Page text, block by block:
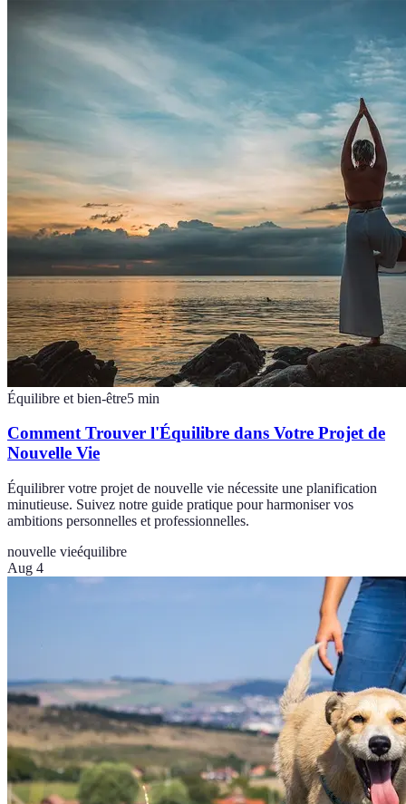
Équilibre et bien-être5 min
Comment Trouver l'Équilibre dans Votre Projet de
Nouvelle Vie
Équilibrer votre projet de nouvelle vie nécessite une planification
minutieuse. Suivez notre guide pratique pour harmoniser vos
ambitions personnelles et professionnelles.
nouvelle vieéquilibre
Aug 4